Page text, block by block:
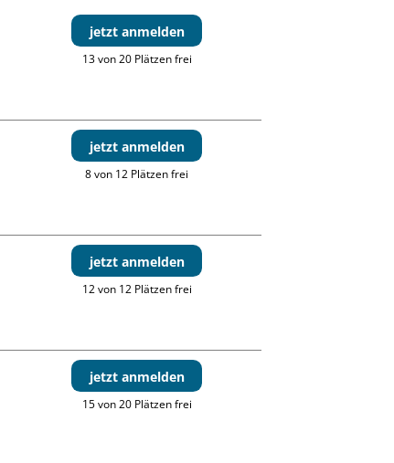
jetzt anmelden
13 von 20 Plätzen frei
jetzt anmelden
8 von 12 Plätzen frei
jetzt anmelden
12 von 12 Plätzen frei
jetzt anmelden
15 von 20 Plätzen frei